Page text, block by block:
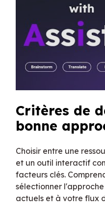
Critères de
bonne
Choisir entre une
et un outil interactif
facteurs clés.
sélectionner
actuels et à votre flux